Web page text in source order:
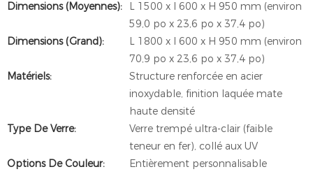
Dimensions (Moyennes):
L 1500 x l 600 x H 950 mm (environ
59,0 po x 23,6 po x 37,4 po)
Dimensions (Grand):
L 1800 x l 600 x H 950 mm (environ
70,9 po x 23,6 po x 37,4 po)
Matériels:
Structure renforcée en acier
inoxydable, finition laquée mate
haute densité
Type De Verre:
Verre trempé ultra-clair (faible
teneur en fer), collé aux UV
Options De Couleur:
Entièrement personnalisable